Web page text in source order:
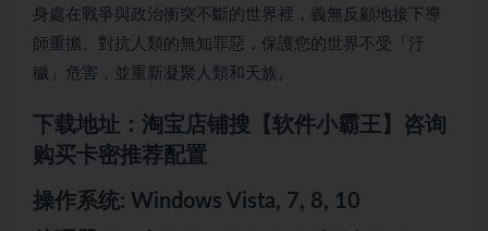
身處在戰爭與政治衝突不斷的世界裡，義無反顧地接下導
師重擔、對抗人類的無知罪惡，保護您的世界不受「汙
穢」危害，並重新凝聚人類和天族。
下载地址：淘宝店铺搜【软件小霸王】咨询
购买卡密推荐配置
操作系统: Windows Vista, 7, 8, 10